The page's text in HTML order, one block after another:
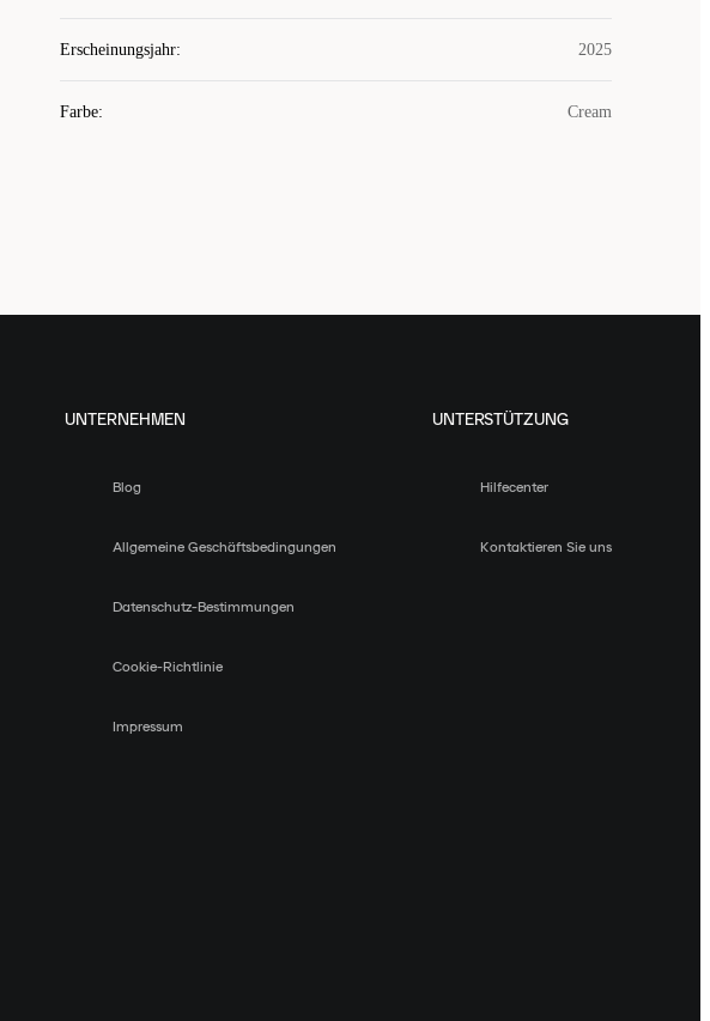
Erscheinungsjahr: 2025
Farbe: Cream
UNTERNEHMEN
Blog
Allgemeine Geschäftsbedingungen
Datenschutz-Bestimmungen
Cookie-Richtlinie
Impressum
UNTERSTÜTZUNG
Hilfecenter
Kontaktieren Sie uns